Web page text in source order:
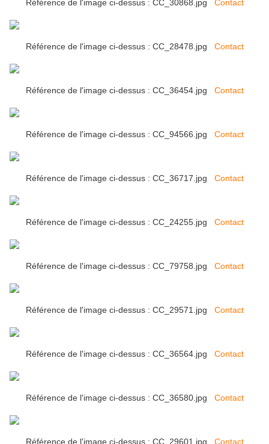
Référence de l'image ci-dessus : CC_30868.jpg Contact
Référence de l'image ci-dessus : CC_28478.jpg Contact
Référence de l'image ci-dessus : CC_36454.jpg Contact
Référence de l'image ci-dessus : CC_94566.jpg Contact
Référence de l'image ci-dessus : CC_36717.jpg Contact
Référence de l'image ci-dessus : CC_24255.jpg Contact
Référence de l'image ci-dessus : CC_79758.jpg Contact
Référence de l'image ci-dessus : CC_29571.jpg Contact
Référence de l'image ci-dessus : CC_36564.jpg Contact
Référence de l'image ci-dessus : CC_36580.jpg Contact
Référence de l'image ci-dessus : CC_29601.jpg Contact